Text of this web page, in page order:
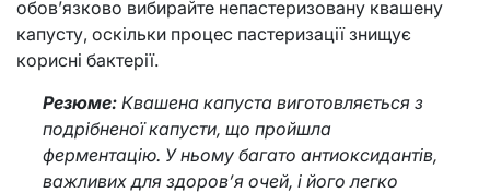
обов’язково вибирайте непастеризовану квашену
капусту, оскільки процес пастеризації знищує
корисні бактерії.
Резюме: Квашена капуста виготовляється з
подрібненої капусти, що пройшла
ферментацію. У ньому багато антиоксидантів,
важливих для здоров’я очей, і його легко